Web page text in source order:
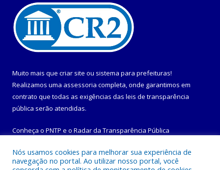
Muito mais que criar site ou sistema para prefeituras!
Realizamos uma assessoria completa, onde garantimos em
contrato que todas as exigências das leis de transparência
pública serão atendidas.
Conheça o PNTP e o Radar da Transparência Pública
Nós usamos cookies para melhorar sua experiência de
navegação no portal. Ao utilizar nosso portal, você